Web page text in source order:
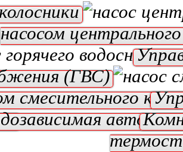
насосом
(ГВС)
смесительного